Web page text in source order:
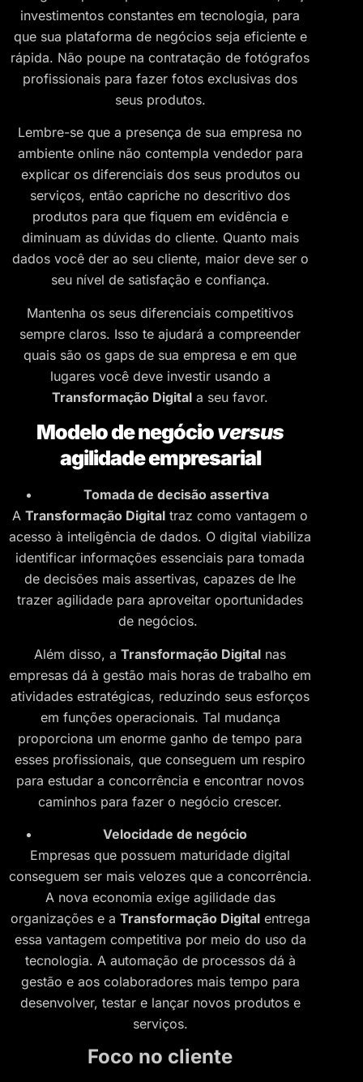
investimentos constantes em tecnologia, para
que sua plataforma de negócios seja eficiente e
rápida. Não poupe na contratação de fotógrafos
profissionais para fazer fotos exclusivas dos
seus produtos.
Lembre-se que a presença de sua empresa no
ambiente online não contempla vendedor para
explicar os diferenciais dos seus produtos ou
serviços, então capriche no descritivo dos
produtos para que fiquem em evidência e
diminuam as dúvidas do cliente. Quanto mais
dados você der ao seu cliente, maior deve ser o
seu nível de satisfação e confiança.
Mantenha os seus diferenciais competitivos
sempre claros. Isso te ajudará a compreender
quais são os gaps de sua empresa e em que
lugares você deve investir usando a
Transformação Digital a seu favor.
Modelo de negócioversus
agilidade empresarial
Tomada de decisão assertiva
A Transformação Digital traz como vantagem o
acesso à inteligência de dados. O digital viabiliza
identificar informações essenciais para tomada
de decisões mais assertivas, capazes de lhe
trazer agilidade para aproveitar oportunidades
de negócios.
Além disso, a Transformação Digital nas
empresas dá à gestão mais horas de trabalho em
atividades estratégicas, reduzindo seus esforços
em funções operacionais. Tal mudança
proporciona um enorme ganho de tempo para
esses profissionais, que conseguem um respiro
para estudar a concorrência e encontrar novos
caminhos para fazer o negócio crescer.
Velocidade de negócio
Empresas que possuem maturidade digital
conseguem ser mais velozes que a concorrência.
A nova economia exige agilidade das
organizações e a Transformação Digitalentrega
essa vantagem competitiva por meio do uso da
tecnologia. A automação de processos dá à
gestão e aos colaboradores mais tempo para
desenvolver, testar e lançar novos produtos e
serviços.
Foco no cliente